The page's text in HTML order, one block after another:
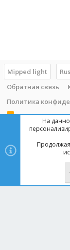
Mipped light
Обратная связь
Политика
R
Copyright © 2014 -
копировании
На
Продолжая